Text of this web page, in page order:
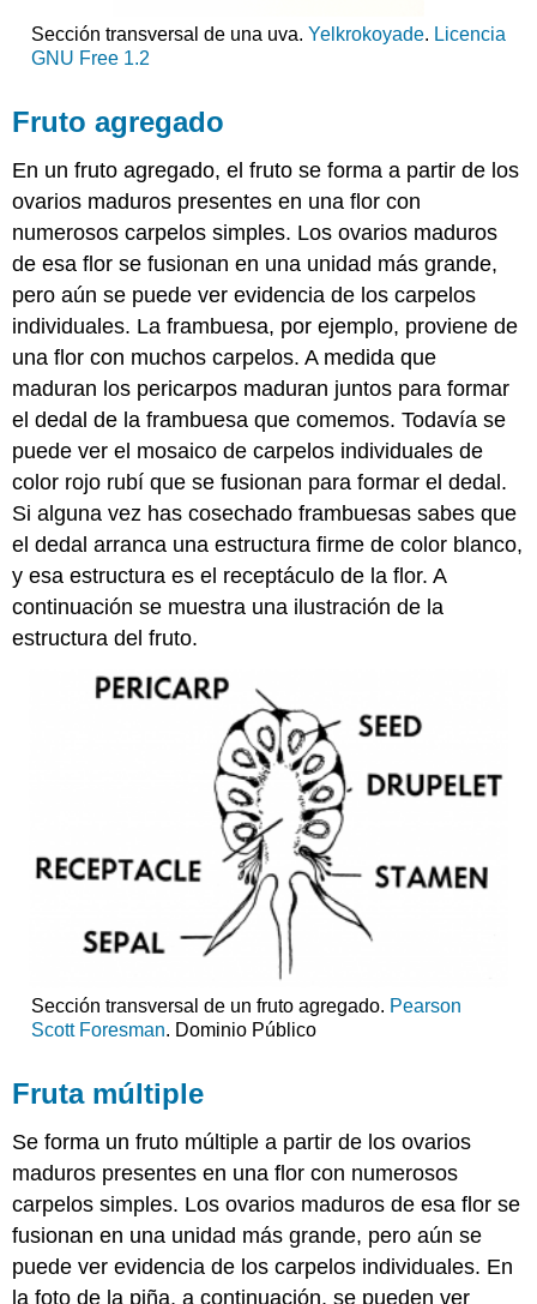
Sección transversal de una uva. Yelkrokoyade. Licencia
GNU Free 1.2
Fruto agregado
En un fruto agregado, el fruto se forma a partir de los
ovarios maduros presentes en una flor con
numerosos carpelos simples. Los ovarios maduros
de esa flor se fusionan en una unidad más grande,
pero aún se puede ver evidencia de los carpelos
individuales. La frambuesa, por ejemplo, proviene de
una flor con muchos carpelos. A medida que
maduran los pericarpos maduran juntos para formar
el dedal de la frambuesa que comemos. Todavía se
puede ver el mosaico de carpelos individuales de
color rojo rubí que se fusionan para formar el dedal.
Si alguna vez has cosechado frambuesas sabes que
el dedal arranca una estructura firme de color blanco,
y esa estructura es el receptáculo de la flor. A
continuación se muestra una ilustración de la
estructura del fruto.
Sección transversal de un fruto agregado. Pearson
Scott Foresman. Dominio Público
Fruta múltiple
Se forma un fruto múltiple a partir de los ovarios
maduros presentes en una flor con numerosos
carpelos simples. Los ovarios maduros de esa flor se
fusionan en una unidad más grande, pero aún se
puede ver evidencia de los carpelos individuales. En
la foto de la piña, a continuación, se pueden ver